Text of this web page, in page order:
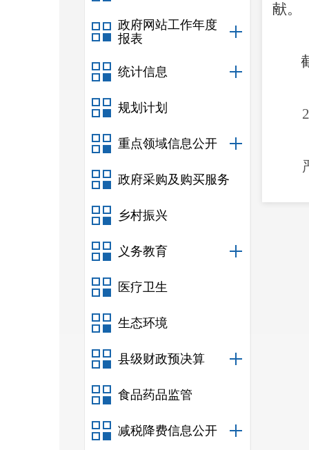
政府网站工作年度
报表
统计信息
规划计划
重点领域信息公开
政府采购及购买服务
乡村振兴
义务教育
医疗卫生
生态环境
县级财政预决算
食品药品监管
减税降费信息公开
献。